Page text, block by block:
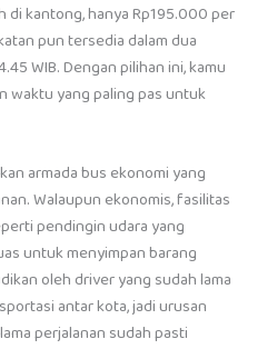
kantong, hanya Rp195.000 per
pun tersedia dalam dua
WIB. Dengan pilihan ini, kamu
waktu yang paling pas untuk
armada bus ekonomi yang
Walaupun ekonomis, fasilitas
pendingin udara yang
untuk menyimpan barang
oleh driver yang sudah lama
antar kota, jadi urusan
perjalanan sudah pasti